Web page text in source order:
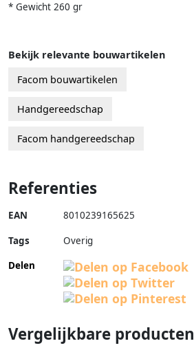
* Gewicht 260 gr
Bekijk relevante bouwartikelen
Facom bouwartikelen
Handgereedschap
Facom handgereedschap
Referenties
EAN 8010239165625
Tags
Overig
Delen
Vergelijkbare producten